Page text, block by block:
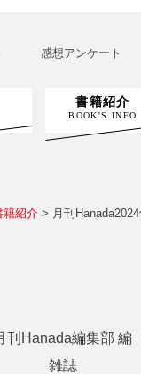
感想アンケート
書籍紹介
BOOK'S INFO
籍紹介 > 月刊
刊Hanada編集部 編
雑誌